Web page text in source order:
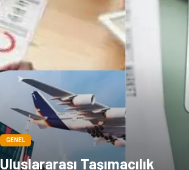
GENEL
Uluslararası Taşımacılık